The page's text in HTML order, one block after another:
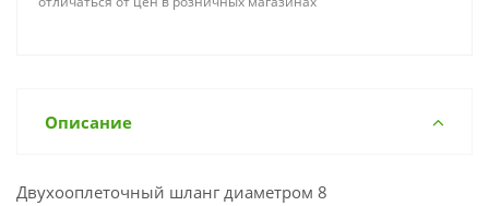
Описание
Двухооплеточный шланг диаметром 8